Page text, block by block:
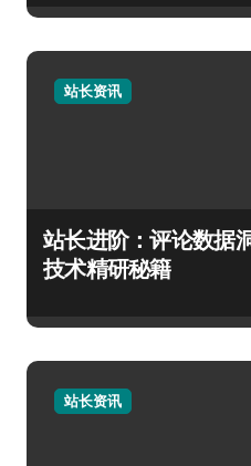
站长资讯
站长进阶：评论数据
技术精研秘籍
站长资讯